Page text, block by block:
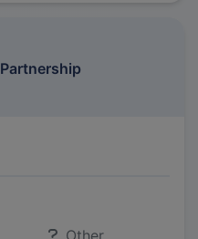
Partnership
Other